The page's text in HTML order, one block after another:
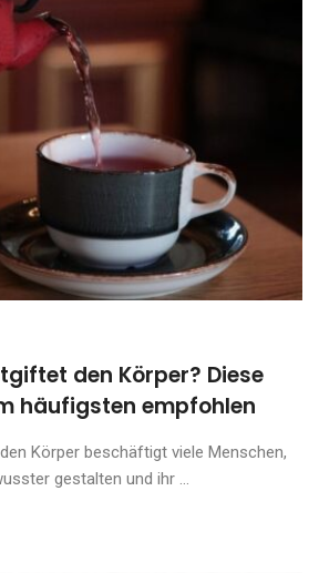
den Körper? Diese
häufigsten empfohlen
Körper beschäftigt viele Menschen,
gestalten und ihr ...